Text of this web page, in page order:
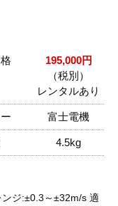
195,000円
（税別）
レンタルあり
富士電機
4.5kg
ジ:±0.3～±32m/s 適